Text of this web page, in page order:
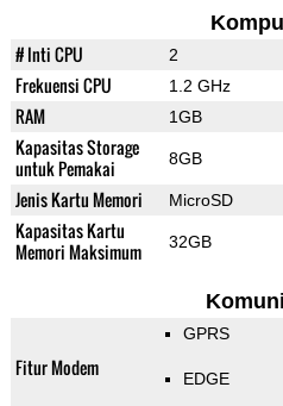
# Inti CPU 2
Frekuensi CPU 1.2 GHz
RAM 1GB
Kapasitas Storage
untuk Pemakai
8GB
Jenis Kartu Memori MicroSD
Kapasitas Kartu
Memori Maksimum
32GB
Fitur Modem
GPRS
EDGE